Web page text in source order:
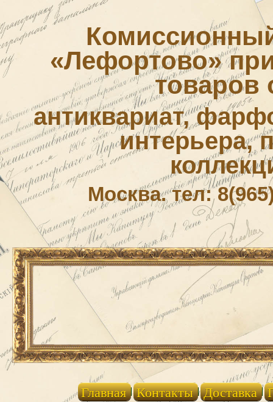
«Лефортово»
товаров
антиквариат,
интерьера,
Москва. тел:
Главная Контакты Доставка